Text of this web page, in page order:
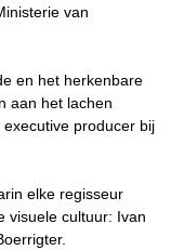
van
en het herkenbare
aan het lachen
producer bij
elke regisseur
visuele cultuur: Ivan